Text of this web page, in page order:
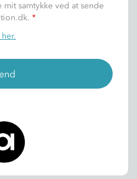
samtykke ved at sende
*